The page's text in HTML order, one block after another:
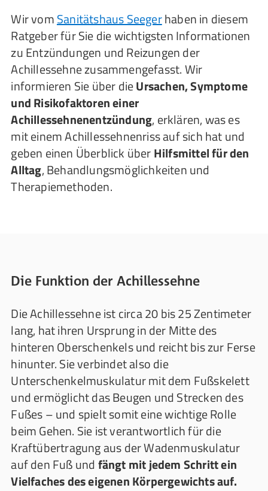
Wir vomSanitätshaus Seegerhaben in diesem
Ratgeber für Sie die wichtigsten Informationen
zu Entzündungen und Reizungen der
Achillessehne zusammengefasst. Wir
informieren Sie über dieUrsachen, Symptome
und Risikofaktoren einer
Achillessehnenentzündung, erklären, was es
mit einem Achillessehnenriss auf sich hat und
geben einen Überblick überHilfsmittel für den
Alltag, Behandlungsmöglichkeiten und
Therapiemethoden.
Die Funktion der Achillessehne
Die Achillessehne ist circa 20 bis 25 Zentimeter
lang, hat ihren Ursprung in der Mitte des
hinteren Oberschenkels und reicht bis zur Ferse
hinunter. Sie verbindet also die
Unterschenkelmuskulatur mit dem Fußskelett
und ermöglicht das Beugen und Strecken des
Fußes – und spielt somit eine wichtige Rolle
beim Gehen. Sie ist verantwortlich für die
Kraftübertragung aus der Wadenmuskulatur
auf den Fuß undfängt mit jedem Schritt ein
Vielfaches des eigenen Körpergewichts auf.